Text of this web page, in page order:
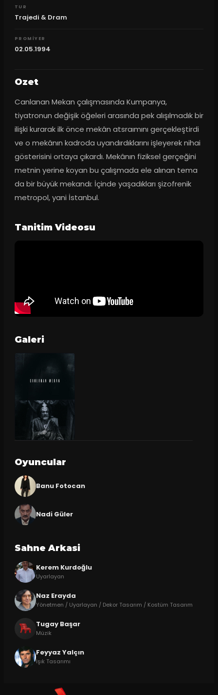
TUR
Trajedi & Dram
PROMIYER
02.05.1994
Ozet
Canlanan Mekan çalışmasında Kumpanya,
tiyatronun değişik öğeleri arasında pek alışılmadık bir
ilişki kurarak ilk önce mekân atsraımını gerçekleştirdi
ve o mekânın kadroda uyandırdıklarını işleyerek nihai
gösterisini ortaya çıkardı. Mekânın fiziksel gerçeğini
metnin yerine koyan bu çalışmada ele alınan tema
da bir büyük mekandı: İçinde yaşadıkları şizofrenik
metropol, yani İstanbul.
Tanitim Videosu
Galeri
Oyuncular
Banu Fotocan
Nadi Güler
Sahne Arkasi
Kerem Kurdoğlu
Uyarlayan
Naz Erayda
Yönetmen / Uyarlayan / Dekor Tasarım / Kostüm Tasarım
Tugay Başar
Müzik
Feyyaz Yalçın
Işık Tasarımı